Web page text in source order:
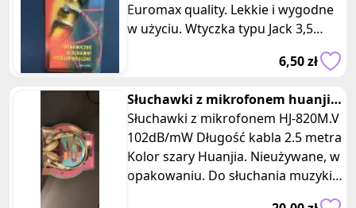
Euromax quality. Lekkie i wygodne
w użyciu. Wtyczka typu Jack 3,5
mam stereo. Długość przewodu 1
6,50 zł
Słuchawki z mikrofonem huanjia
vintage złote
Słuchawki z mikrofonem HJ-820M.V
102dB/mW Długość kabla 2.5 metra
Kolor szary Huanjia. Nieużywane, w
opakowaniu. Do słuchania muzyki,